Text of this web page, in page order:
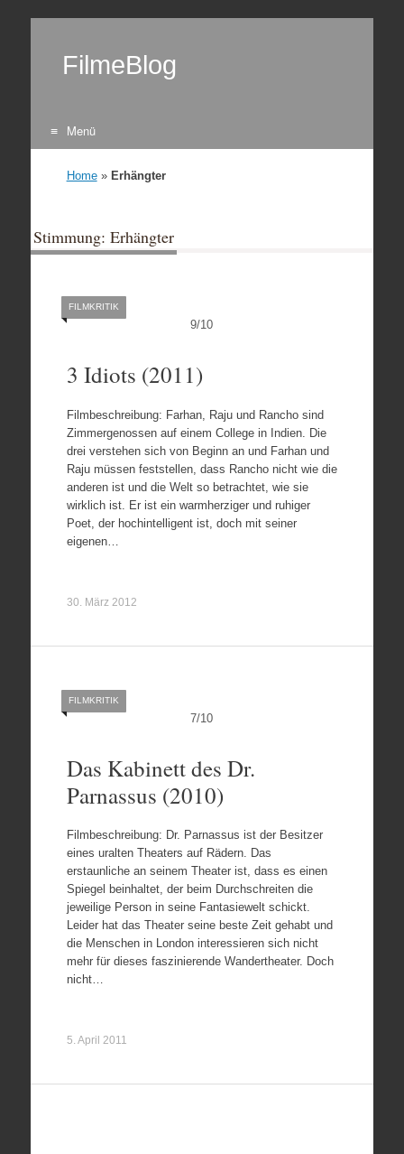
FilmeBlog
Menü
Home» Erhängter
Stimmung: Erhängter
9/10
FILMKRITIK
3 Idiots (2011)
Filmbeschreibung: Farhan, Raju und Rancho sind
Zimmergenossen auf einem College in Indien. Die
drei verstehen sich von Beginn an und Farhan und
Raju müssen feststellen, dass Rancho nicht wie die
anderen ist und die Welt so betrachtet, wie sie
wirklich ist. Er ist ein warmherziger und ruhiger
Poet, der hochintelligent ist, doch mit seiner
eigenen…
30. März 2012
7/10
FILMKRITIK
Das Kabinett des Dr.
Parnassus (2010)
Filmbeschreibung: Dr. Parnassus ist der Besitzer
eines uralten Theaters auf Rädern. Das
erstaunliche an seinem Theater ist, dass es einen
Spiegel beinhaltet, der beim Durchschreiten die
jeweilige Person in seine Fantasiewelt schickt.
Leider hat das Theater seine beste Zeit gehabt und
die Menschen in London interessieren sich nicht
mehr für dieses faszinierende Wandertheater. Doch
nicht…
5. April 2011